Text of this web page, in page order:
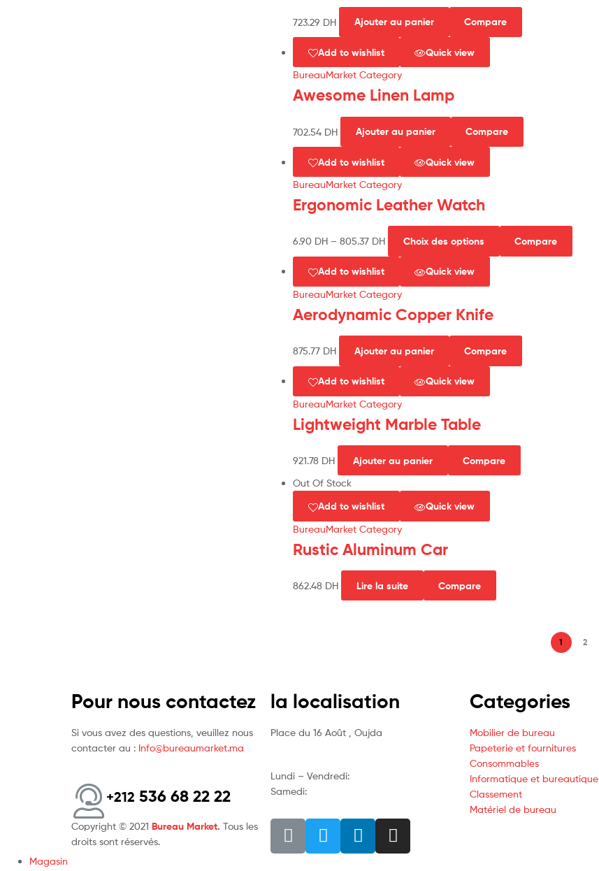
723.29 DH Ajouter au panier Compare
Add to wishlist Quick view
BureauMarket Category
Awesome Linen Lamp
702.54 DH Ajouter au panier Compare
Add to wishlist Quick view
BureauMarket Category
Ergonomic Leather Watch
6.90 DH – 805.37 DH Choix des options Compare
Add to wishlist Quick view
BureauMarket Category
Aerodynamic Copper Knife
875.77 DH Ajouter au panier Compare
Add to wishlist Quick view
BureauMarket Category
Lightweight Marble Table
921.78 DH Ajouter au panier Compare
Out Of Stock
Add to wishlist Quick view
BureauMarket Category
Rustic Aluminum Car
862.48 DH Lire la suite Compare
1 2
Pour nous contactez
Si vous avez des questions, veuillez nous
contacter au : Info@bureaumarket.ma
+212 536 68 22 22
la localisation
Place du 16 Août , Oujda
Lundi – Vendredi:
Samedi:
Categories
Mobilier de bureau
Papeterie et fournitures
Consommables
Informatique et bureautique
Classement
Matériel de bureau
Copyright © 2021 Bureau Market. Tous les
droits sont réservés.
Magasin